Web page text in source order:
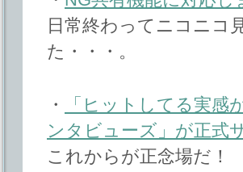
日常終わってニコニコ
た・・・。
・
「ヒットしてる実感
ンタビューズ」が正式
これからが正念場だ！